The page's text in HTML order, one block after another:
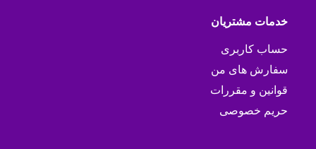
خدمات مشتریان
حساب کاربری
سفارش های من
قوانین و مقررات
حریم خصوصی